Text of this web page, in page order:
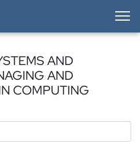
AND
AND
COMPUTING